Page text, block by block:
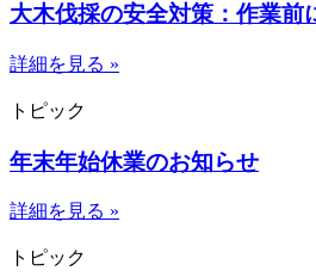
大木伐採の安全対策：作業前
詳細を見る »
トピック
年末年始休業のお知らせ
詳細を見る »
トピック